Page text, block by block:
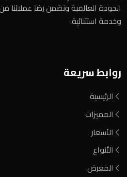
الجودة العالمية ونضمن رضا عملائنا
وخدمة استثنائية.
روابط سريعة
الرئيسية
المميزات
الأسعار
الأنواع
المعرض